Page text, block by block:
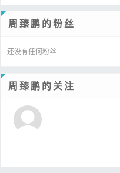
周臻鹏的粉丝
还没有任何粉丝
周臻鹏的关注